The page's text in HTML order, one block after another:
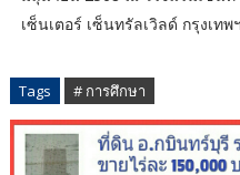
เซ็นเตอร์ เซ็นทรัลเวิลด์ กรุงเทพฯ
Tags # การศึกษา